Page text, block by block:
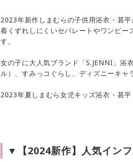
2023年新作しまむらの子供用浴衣・甚平
着くずれしにくいセパレートやワンピ
す。
女の子に大人気ブランド「S.JENNI」浴
ル）、すみっコぐらし、ディズニーキャ
2023年夏しまむら女児キッズ浴衣・甚
▼【2024新作】人気イン